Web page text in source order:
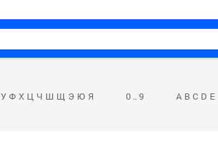
У Ф Х Ц Ч Ш Щ Э Ю Я 0 .. 9 A B C D E